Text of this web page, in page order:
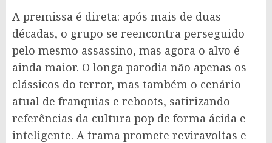
A premissa é direta: após mais de duas
décadas, o grupo se reencontra perseguido
pelo mesmo assassino, mas agora o alvo é
ainda maior. O longa parodia não apenas os
clássicos do terror, mas também o cenário
atual de franquias e reboots, satirizando
referências da cultura pop de forma ácida e
inteligente. A trama promete reviravoltas e